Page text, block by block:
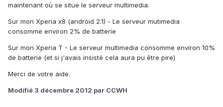
maintenant où se situe le serveur multimedia.
Sur mon Xperia x8 (android 2.1) - Le serveur mutimedia
consomme environ 2% de batterie
Sur mon Xperia T - Le serveur multimedia consomme environ 10%
de batterie (et si j'avais insisté cela aura pu être pire)
Merci de votre aide.
Modifié 3 décembre 2012 par CCWH